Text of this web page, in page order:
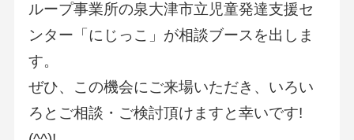
ループ事業所の泉大津市立児童発達支援セ
ンター「にじっこ」が相談ブースを出しま
す。
ぜひ、この機会にご来場いただき、いろい
ろとご相談・ご検討頂けますと幸いです!